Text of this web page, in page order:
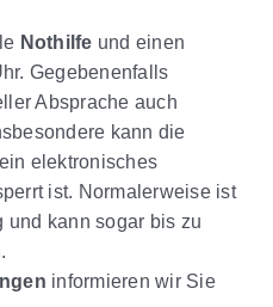
Nothilfe und einen
Gegebenenfalls
Absprache auch
kann die
elektronisches
ist. Normalerweise ist
und kann sogar bis zu
informieren wir Sie